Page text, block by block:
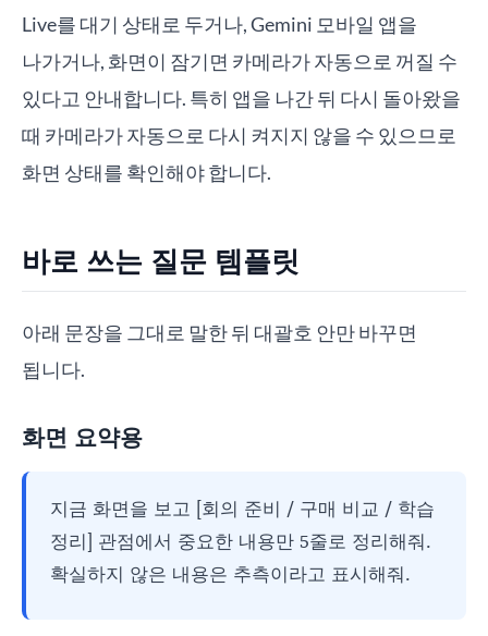
Live를 대기 상태로 두거나, Gemini 모바일 앱을
나가거나, 화면이 잠기면 카메라가 자동으로 꺼질 수
있다고 안내합니다. 특히 앱을 나간 뒤 다시 돌아왔을
때 카메라가 자동으로 다시 켜지지 않을 수 있으므로
화면 상태를 확인해야 합니다.
바로 쓰는 질문 템플릿
아래 문장을 그대로 말한 뒤 대괄호 안만 바꾸면
됩니다.
화면 요약용
지금 화면을 보고 [회의 준비 / 구매 비교 / 학습
정리] 관점에서 중요한 내용만 5줄로 정리해줘.
확실하지 않은 내용은 추측이라고 표시해줘.